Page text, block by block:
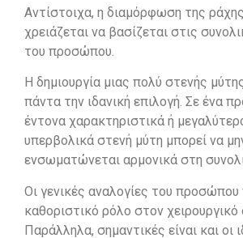
Αντίστοιχα, η διαμόρφωση της
χρειάζεται να βασίζεται στις
του προσώπου.
Η δημιουργία μιας πολύ στενής
πάντα την ιδανική επιλογή. Σε ένα
έντονα χαρακτηριστικά ή
υπερβολικά στενή μύτη μπορεί να
ενσωματώνεται αρμονικά στη
Οι γενικές αναλογίες του προσώπου
καθοριστικό ρόλο στον χειρουργικό
Παράλληλα, σημαντικές είναι και οι